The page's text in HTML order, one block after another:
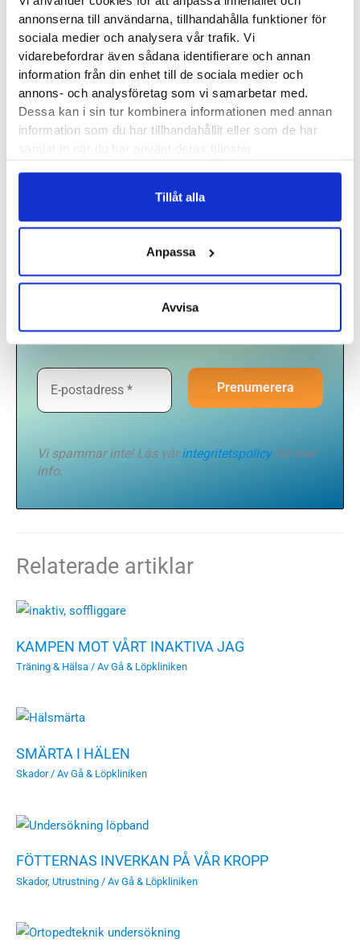
annonserna till användarna, tillhandahålla funktioner för
sociala medier och analysera vår trafik. Vi
vidarebefordrar även sådana identifierare och annan
information från din enhet till de sociala medier och
annons- och analysföretag som vi samarbetar med.
Dessa kan i sin tur kombinera informationen med annan
information som du har tillhandahållit eller som de har
samlat in när du har använt deras tjänster.
Tillåt alla
Anpassa
Avvisa
Här hittar du samtliga våraprodukter som förebygger
och behandlar skavsår. Har du fler tips, råd och
erfarenheter på vad som fungerat för dig när du
besvärats av skavsår. Dela gärna med dig. Vi är alltid
nyfikna och öppna för att ta till oss bra tips och
erfarenheter. Du hittar oss både på Facebook och
Instagram.
Lycka till!
Håll dig uppdaterad!
Registrera dig för vårt nyhetsbrev och bli först med
fantastiska produkter.
Vi spammar inte! Läs vårintegritetspolicyför mer
info.
Relaterade artiklar
KAMPEN MOT VÅRT INAKTIVA JAG
Träning & Hälsa / Av Gå & Löpkliniken
SMÄRTA I HÄLEN
Skador/ Av Gå & Löpkliniken
FÖTTERNAS INVERKAN PÅ VÅR KROPP
Skador, Utrustning / Av Gå & Löpkliniken